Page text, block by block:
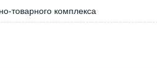
товарного комплекса